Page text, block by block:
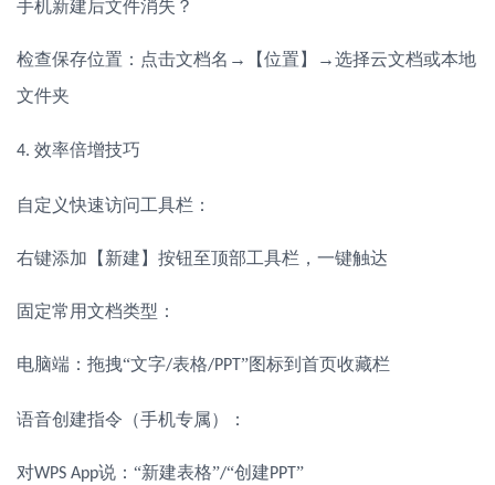
手机新建后文件消失？
检查保存位置：点击文档名 →【位置】→选择云文档或本地
文件夹
4. 效率倍增技巧
自定义快速访问工具栏：
右键添加【新建】按钮至顶部工具栏，一键触达
固定常用文档类型：
电脑端：拖拽“文字/表格/PPT ”图标到首页收藏栏
语音创建指令（手机专属）：
对WPS App说：“新建表格”/“创建PPT ”